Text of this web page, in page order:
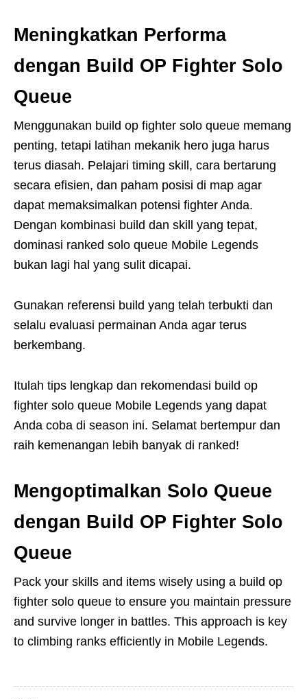
Meningkatkan Performa
dengan Build OP Fighter Solo
Queue
Menggunakan build op fighter solo queue memang
penting, tetapi latihan mekanik hero juga harus
terus diasah. Pelajari timing skill, cara bertarung
secara efisien, dan paham posisi di map agar
dapat memaksimalkan potensi fighter Anda.
Dengan kombinasi build dan skill yang tepat,
dominasi ranked solo queue Mobile Legends
bukan lagi hal yang sulit dicapai.
Gunakan referensi build yang telah terbukti dan
selalu evaluasi permainan Anda agar terus
berkembang.
Itulah tips lengkap dan rekomendasi build op
fighter solo queue Mobile Legends yang dapat
Anda coba di season ini. Selamat bertempur dan
raih kemenangan lebih banyak di ranked!
Mengoptimalkan Solo Queue
dengan Build OP Fighter Solo
Queue
Pack your skills and items wisely using a build op
fighter solo queue to ensure you maintain pressure
and survive longer in battles. This approach is key
to climbing ranks efficiently in Mobile Legends.